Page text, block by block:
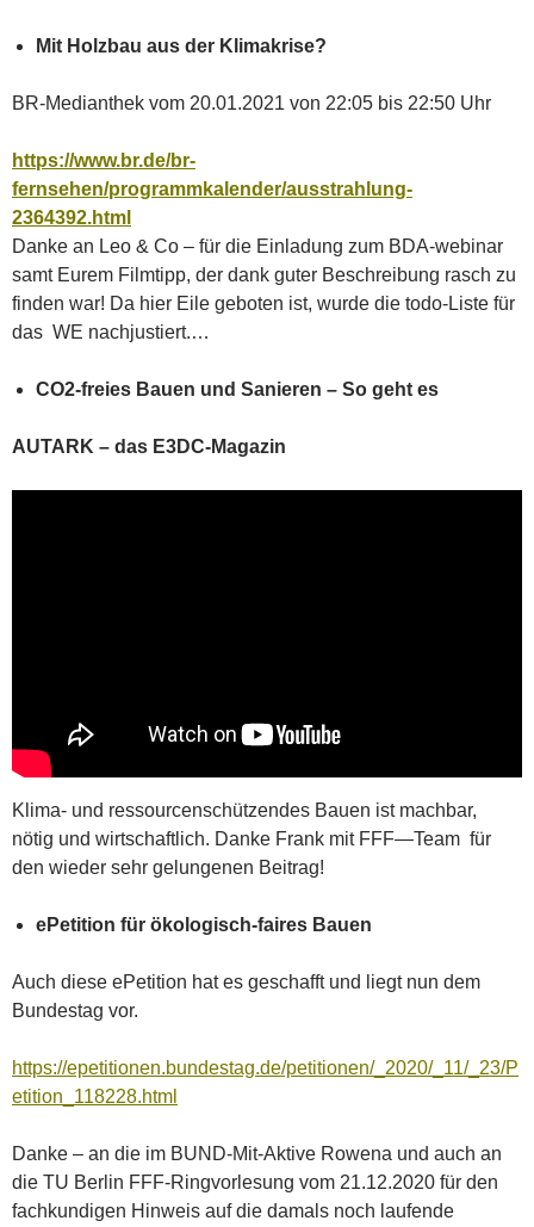
Mit Holzbau aus der Klimakrise?
BR-Medianthek vom 20.01.2021 von 22:05 bis 22:50 Uhr
https://www.br.de/br-
fernsehen/programmkalender/ausstrahlung-
2364392.html
Danke an Leo & Co – für die Einladung zum BDA-webinar
samt Eurem Filmtipp, der dank guter Beschreibung rasch zu
finden war! Da hier Eile geboten ist, wurde die todo-Liste für
das WE nachjustiert.…
CO2-freies Bauen und Sanieren – So geht es
AUTARK – das E3DC-Magazin
Klima- und ressourcenschützendes Bauen ist machbar,
nötig und wirtschaftlich. Danke Frank mit FFF—Team für
den wieder sehr gelungenen Beitrag!
ePetition für ökologisch-faires Bauen
Auch diese ePetition hat es geschafft und liegt nun dem
Bundestag vor.
https://epetitionen.bundestag.de/petitionen/_2020/_11/_23/P
etition_118228.html
Danke – an die im BUND-Mit-Aktive Rowena und auch an
die TU Berlin FFF-Ringvorlesung vom 21.12.2020 für den
fachkundigen Hinweis auf die damals noch laufende